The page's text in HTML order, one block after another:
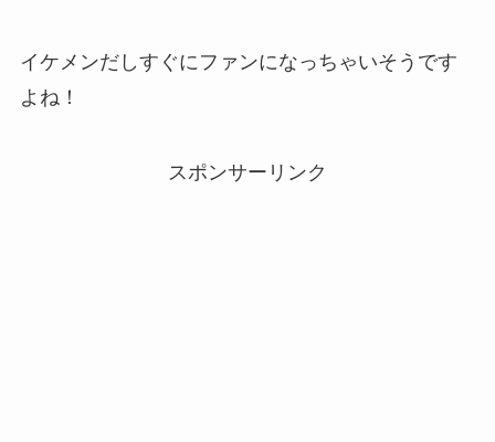
イケメンだしすぐにファンになっちゃいそうです
よね！
スポンサーリンク